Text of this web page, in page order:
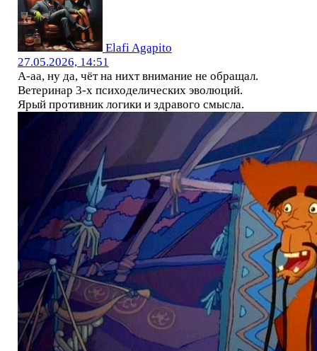
Elafi Agapito
27.05.2026, 14:51
А-аа, ну да, чёт на нихт внимание не обращал.
Ветеринар 3-х психоделических эволюций.
Ярый противник логики и здравого смысла.